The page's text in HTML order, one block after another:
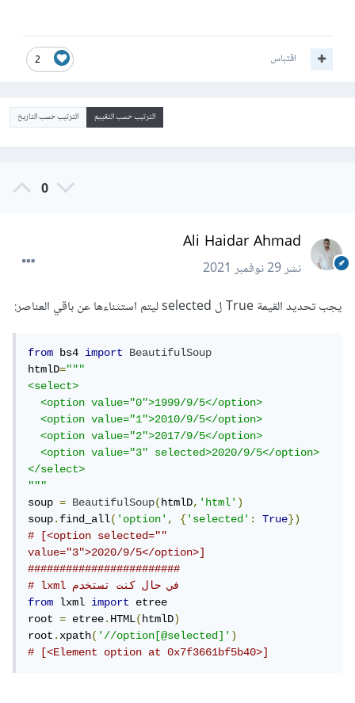
2 اقتباس
الترتيب حسب التقييم الترتيب حسب التاريخ
0
Ali Haidar Ahmad
نشر29 نوفمبر 2021
يجب تحديد القيمة True ل selected ليتم استثناءها عن باقي العناصر:
from bs4 import
BeautifulSoup
htmlD="""
<select>
  <option value="0">1999/9/5</option>
  <option value="1">2010/9/5</option>
  <option value="2">2017/9/5</option>
  <option value="3" selected>2020/9/5</option>
</select>
"""
soup = BeautifulSoup(htmlD,'html')
soup.find_all('option', {'selected': True})
# [<option selected=""
value="3">2020/9/5</option>]
########################
from lxml import
etree
root = etree.HTML(htmlD)
root.xpath('//option[@selected]')
# [<Element option at 0x7f3661bf5b40>]